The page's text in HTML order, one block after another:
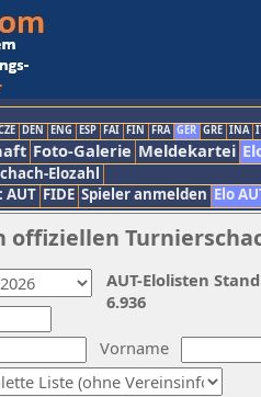
DEN ENG ESP FAI FIN FRA GER GRE INA
Foto-Galerie Meldekartei
Elozahl
AUT FIDE Spieler anmelden Elo
Vorname
AUT-Elolisten
6.936